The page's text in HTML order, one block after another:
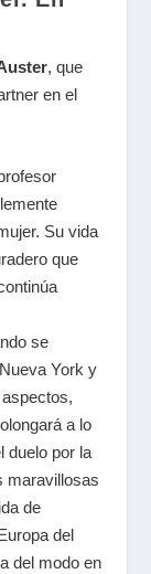
, que
en el
Su vida
que
se
York y
a lo
duelo por la
maravillosas
de
del
del modo en